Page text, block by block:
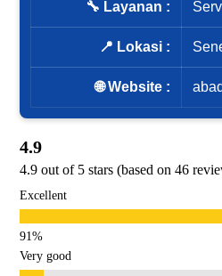
🔧 Layanan :
📍 Lokasi :
🌐 Website :
4.9
4.9 out of 5 stars (based on 46
Excellent
Very good